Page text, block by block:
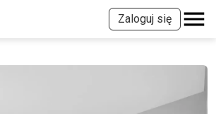
Zaloguj się